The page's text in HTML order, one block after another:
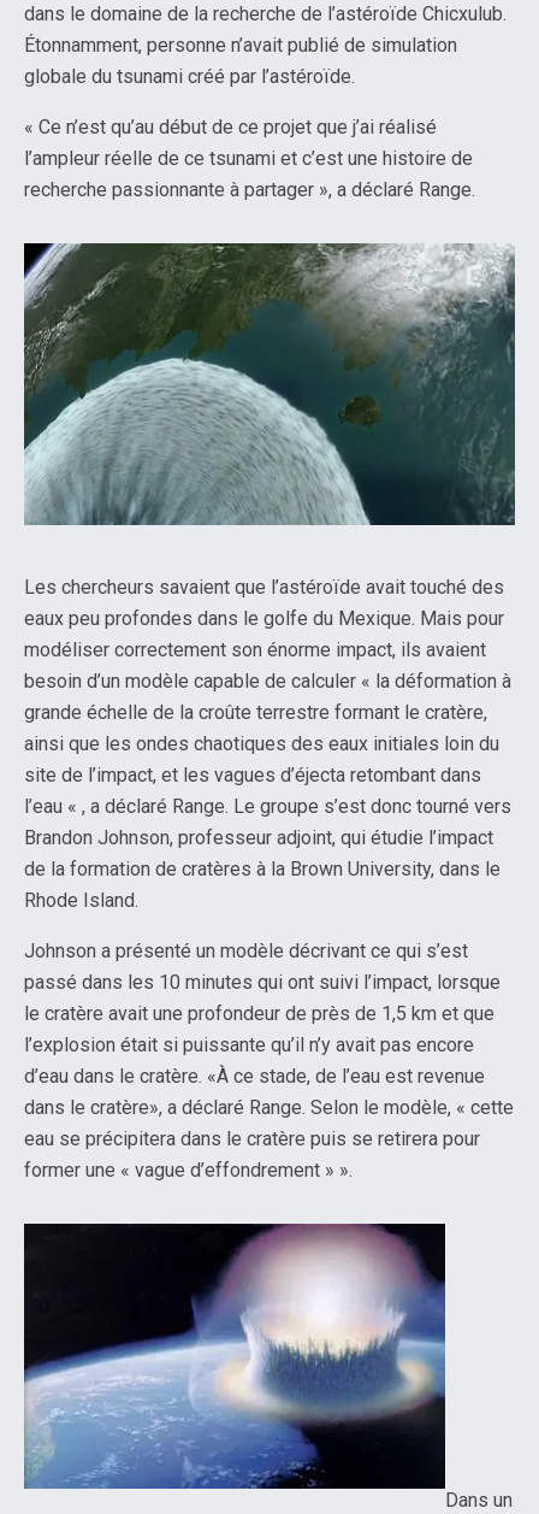
dans le domaine de la recherche de l’astéroïde Chicxulub.
Étonnamment, personne n’avait publié de simulation
globale du tsunami créé par l’astéroïde.
« Ce n’est qu’au début de ce projet que j’ai réalisé
l’ampleur réelle de ce tsunami et c’est une histoire de
recherche passionnante à partager », a déclaré Range.
Les chercheurs savaient que l’astéroïde avait touché des
eaux peu profondes dans le golfe du Mexique. Mais pour
modéliser correctement son énorme impact, ils avaient
besoin d’un modèle capable de calculer « la déformation à
grande échelle de la croûte terrestre formant le cratère,
ainsi que les ondes chaotiques des eaux initiales loin du
site de l’impact, et les vagues d’éjecta retombant dans
l’eau « , a déclaré Range. Le groupe s’est donc tourné vers
Brandon Johnson, professeur adjoint, qui étudie l’impact
de la formation de cratères à la Brown University, dans le
Rhode Island.
Johnson a présenté un modèle décrivant ce qui s’est
passé dans les 10 minutes qui ont suivi l’impact, lorsque
le cratère avait une profondeur de près de 1,5 km et que
l’explosion était si puissante qu’il n’y avait pas encore
d’eau dans le cratère. «À ce stade, de l’eau est revenue
dans le cratère», a déclaré Range. Selon le modèle, « cette
eau se précipitera dans le cratère puis se retirera pour
former une « vague d’effondrement » ».
Dans un